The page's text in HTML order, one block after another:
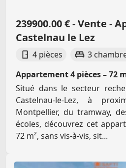
239900.00 € - Vente -
Castelnau le Lez
4 pièces 3
Appartement 4 pièces – 72
Situé dans le secteur
Castelnau-le-Lez, à
Montpellier, du tramway,
écoles, découvrez cet
72 m², sans vis-à-vis, sit...